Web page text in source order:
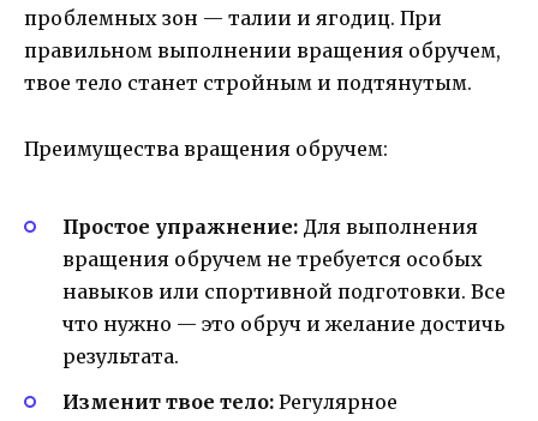
проблемных зон — талии и ягодиц. При
правильном выполнении вращения обручем,
твое тело станет стройным и подтянутым.
Преимущества вращения обручем:
Простое упражнение: Для выполнения
вращения обручем не требуется особых
навыков или спортивной подготовки. Все
что нужно — это обруч и желание достичь
результата.
Изменит твое тело: Регулярное